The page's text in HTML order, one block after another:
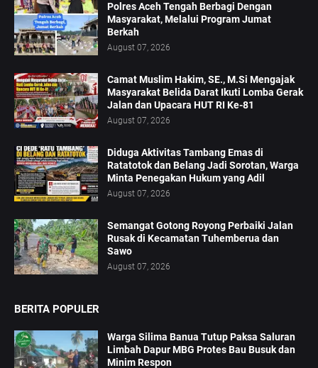
Polres Aceh Tengah Berbagi Dengan
Masyarakat, Melalui Program Jumat
Berkah
August 07, 2026
Camat Muslim Hakim, SE., M.Si Mengajak
Masyarakat Belida Darat Ikuti Lomba Gerak
Jalan dan Upacara HUT RI Ke-81
August 07, 2026
Diduga Aktivitas Tambang Emas di
Ratatotok dan Belang Jadi Sorotan, Warga
Minta Penegakan Hukum yang Adil
August 07, 2026
Semangat Gotong Royong Perbaiki Jalan
Rusak di Kecamatan Tuhemberua dan
Sawo
August 07, 2026
BERITA POPULER
Warga Silima Banua Tutup Paksa Saluran
Limbah Dapur MBG Protes Bau Busuk dan
Minim Respon